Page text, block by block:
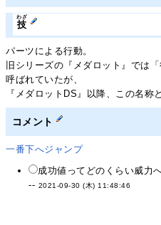
技
わざ
パーツによる行動。
旧シリーズの『メダロット』では
呼ばれていたが、
『メダロットDS』以降、この名称
コメント
一番下へジャンプ
成功値ってどのくらい威力
-- 2021-09-30 (木) 11:48:46